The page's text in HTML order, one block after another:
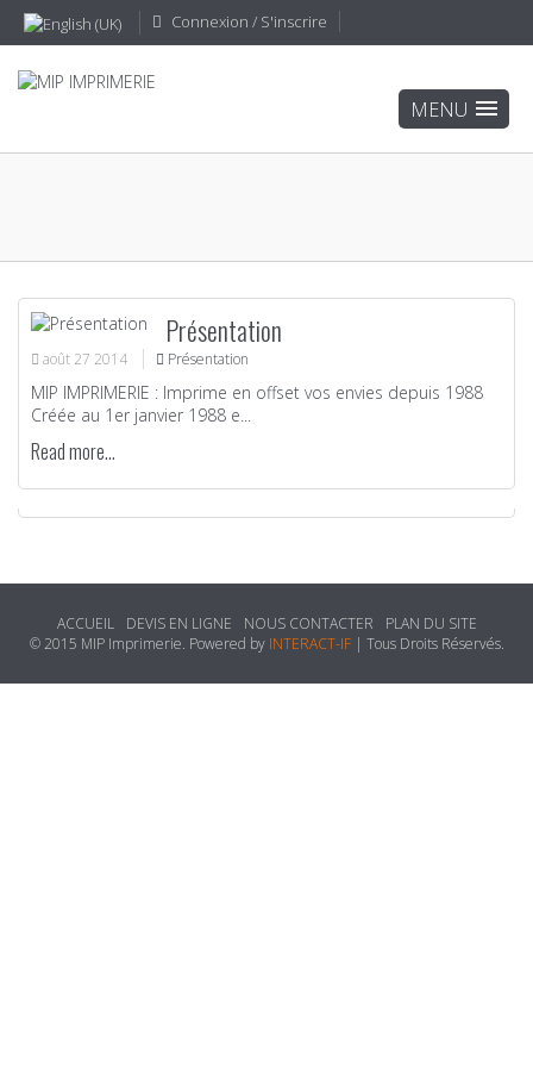
Connexion / S'inscrire
Présentation
août 27 2014 Présentation
MIP IMPRIMERIE : Imprime en offset vos envies depuis 1988
Créée au 1er janvier 1988 e...
Read more...
ACCUEIL DEVIS EN LIGNE NOUS CONTACTER
PLAN DU SITE
© 2015 MIP Imprimerie. Powered by INTERACT-IF| Tous Droits Réservés.